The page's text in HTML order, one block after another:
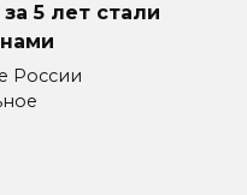
5 лет стали
России